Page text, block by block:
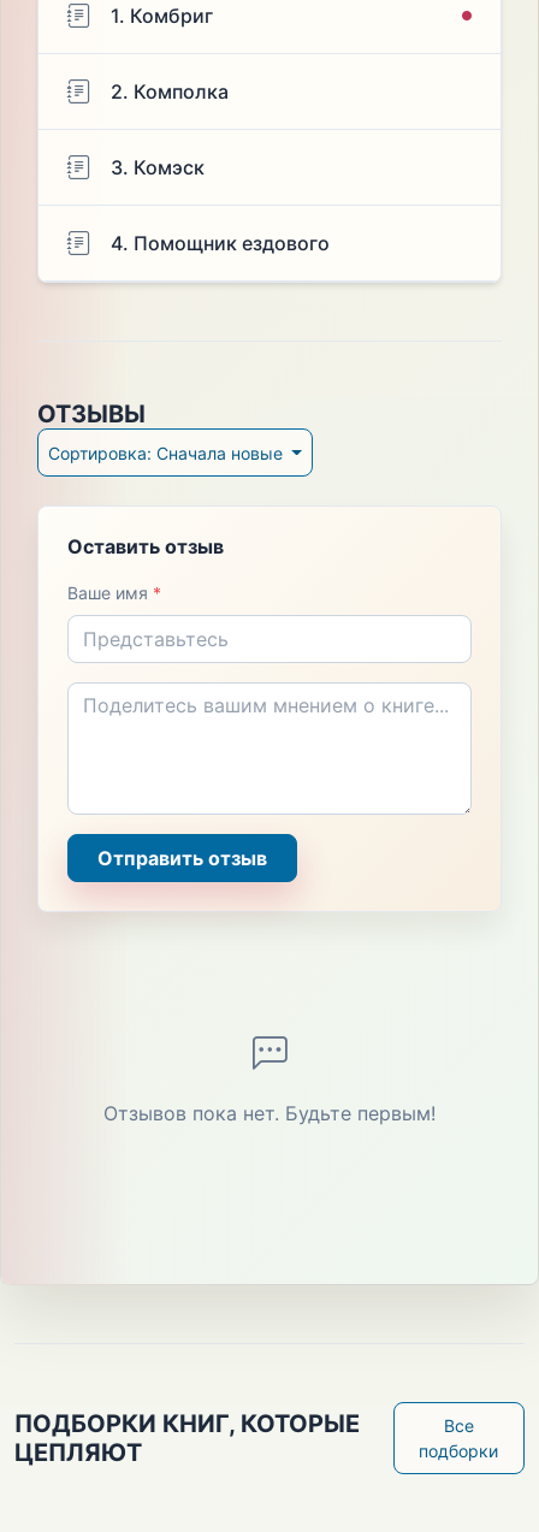
1. Комбриг
2. Комполка
3. Комэск
4. Помощник ездового
ОТЗЫВЫ
Сортировка: Сначала новые
Оставить отзыв
Ваше имя *
Отправить отзыв
Отзывов пока нет. Будьте первым!
ПОДБОРКИ КНИГ, КОТОРЫЕ
ЦЕПЛЯЮТ
Все
подборки